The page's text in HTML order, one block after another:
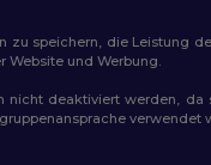
zu speichern, die Leistung
Website und Werbung.
nicht deaktiviert werden,
verwendet